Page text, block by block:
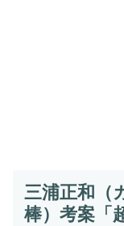
三浦正和（
棒）考案「